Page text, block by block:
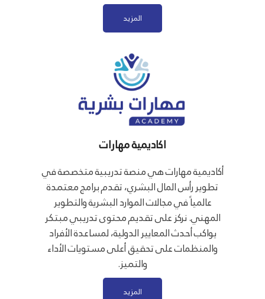
المزيد
اكاديمية مهارات
أكاديمية مهارات هي منصة تدريبية متخصصة في
تطوير رأس المال البشري، تقدم برامج معتمدة
عالمياً في مجالات الموارد البشرية والتطوير
المهني. نركز على تقديم محتوى تدريبي مبتكر
يواكب أحدث المعايير الدولية، لمساعدة الأفراد
والمنظمات على تحقيق أعلى مستويات الأداء
والتميز.
المزيد